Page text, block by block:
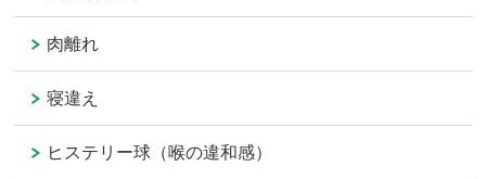
肉離れ
寝違え
ヒステリー球（喉の違和感）